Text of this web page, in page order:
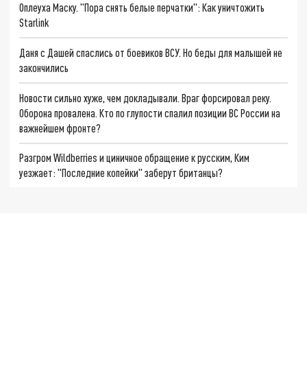
Оплеуха Маску. "Пора снять белые перчатки": Как уничтожить
Starlink
Даня с Дашей спаслись от боевиков ВСУ. Но беды для малышей не
закончились
Новости сильно хуже, чем докладывали. Враг форсировал реку.
Оборона провалена. Кто по глупости спалил позиции ВС России на
важнейшем фронте?
Разгром Wildberries и циничное обращение к русским, Ким
уезжает: "Последние копейки" заберут британцы?